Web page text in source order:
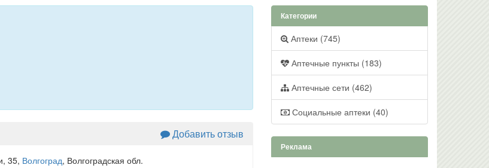
Добавить отзыв
35, Волгоград, Волгоградская обл.
Категории
Аптеки (745)
Аптечные пункты (183)
Аптечные сети (462)
Социальные аптеки (40)
Реклама